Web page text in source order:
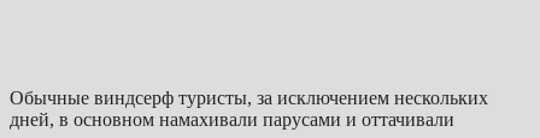
Обычные виндсерф туристы, за исключением нескольких
дней, в основном намахивали парусами и оттачивали